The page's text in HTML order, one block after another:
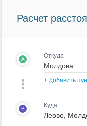
Расчет
A Откуда
+ Добавить
B Куда